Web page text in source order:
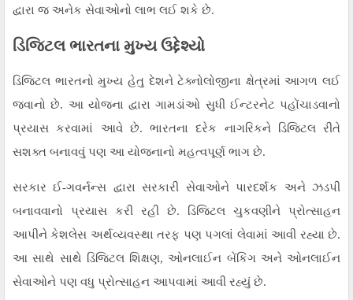
દ્વારા જ અનેક સેવાઓનો લાભ લઈ શકે છે.
ડિજિટલ ભારતના મુખ્ય ઉદ્દેશ્યો
ડિજિટલ ભારતનો મુખ્ય હેતુ દેશને ટેક્નોલોજીના ક્ષેત્રમાં આગળ લઈ
જવાનો છે. આ યોજના દ્વારા ગામડાંઓ સુધી ઈન્ટરનેટ પહોંચાડવાનો
પ્રયાસ કરવામાં આવે છે. ભારતના દરેક નાગરિકને ડિજિટલ રીતે
સશક્ત બનાવવું પણ આ યોજનાનો મહત્વપૂર્ણ ભાગ છે.
સરકાર ઈ-ગવર્નન્સ દ્વારા સરકારી સેવાઓને પારદર્શક અને ઝડપી
બનાવવાનો પ્રયાસ કરી રહી છે. ડિજિટલ ચુકવણીને પ્રોત્સાહન
આપીને કેશલેસ અર્થવ્યવસ્થા તરફ પણ પગલાં લેવામાં આવી રહ્યા છે.
આ સાથે સાથે ડિજિટલ શિક્ષણ, ઓનલાઈન બેંકિંગ અને ઓનલાઈન
સેવાઓને પણ વધુ પ્રોત્સાહન આપવામાં આવી રહ્યું છે.